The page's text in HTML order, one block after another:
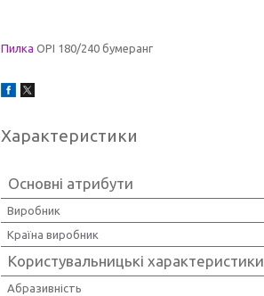
Пилка OPI 180/240 бумеранг
Характеристики
Основні атрибути
Виробник
Країна виробник
Користувальницькі характеристики
Абразивність